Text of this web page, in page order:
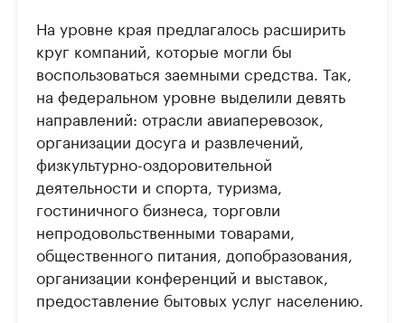
На уровне края предлагалось расширить
круг компаний, которые могли бы
воспользоваться заемными средства. Так,
на федеральном уровне выделили девять
направлений: отрасли авиаперевозок,
организации досуга и развлечений,
физкультурно-оздоровительной
деятельности и спорта, туризма,
гостиничного бизнеса, торговли
непродовольственными товарами,
общественного питания, допобразования,
организации конференций и выставок,
предоставление бытовых услуг населению.